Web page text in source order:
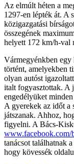
Az elmúlt héten a
1297-en lépték át. A
közigazgatási
összegének
helyett 172 km/h-val
Vármegyénkben egy
történt, amelyekben
olyan autóst
italt fogyasztottak. A
engedélyüket
A gyerekek az időt a
játszanak. Ahhoz,
figyelni. A Bács-
www.facebook.com/
tanácsot találhatnak
hogy kövessék